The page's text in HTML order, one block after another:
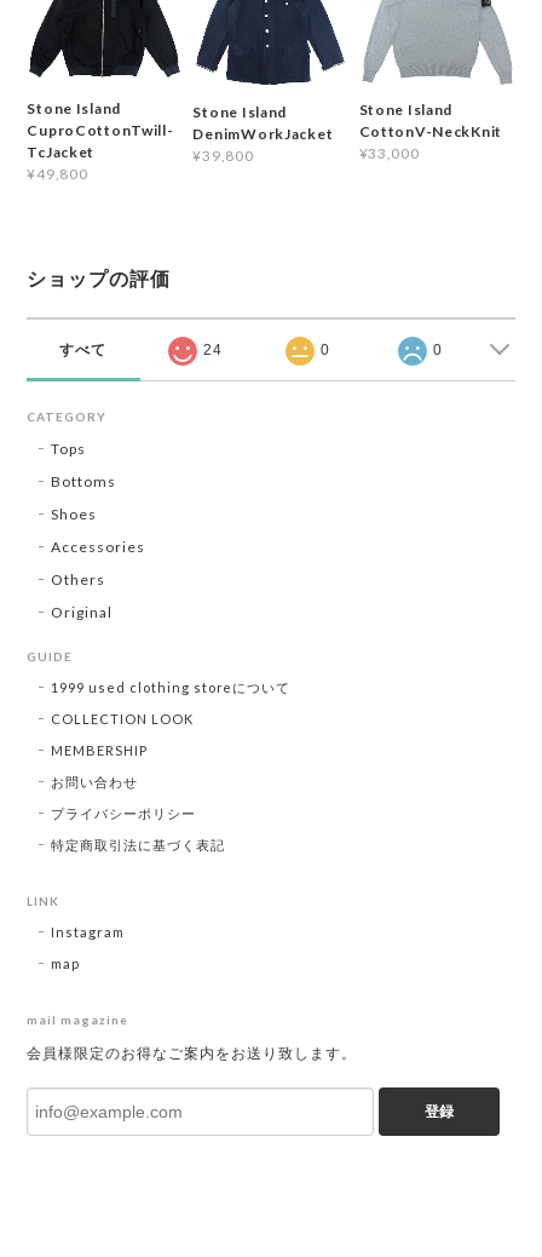
Stone Island
CuproCottonTwill-
TcJacket
¥49,800
Stone Island
DenimWorkJacket
¥39,800
Stone Island
CottonV-NeckKnit
¥33,000
ショップの評価
すべて 24 0 0
CATEGORY
Tops
Bottoms
Shoes
Accessories
Others
Original
GUIDE
1999 used clothing storeについて
COLLECTION LOOK
MEMBERSHIP
お問い合わせ
プライバシーポリシー
特定商取引法に基づく表記
LINK
Instagram
map
mail magazine
会員様限定のお得なご案内をお送り致します。
登録